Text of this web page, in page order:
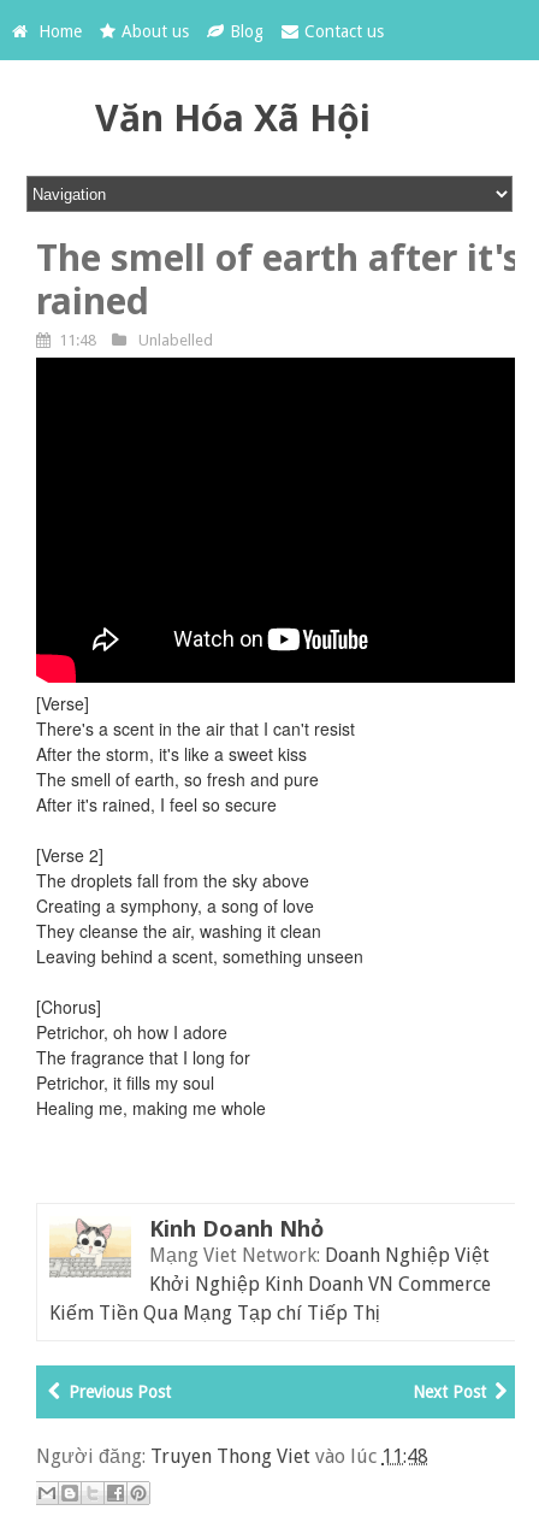
Home About us Blog Contact us
Văn Hóa Xã Hội
The smell of earth after it's
rained
11:48 Unlabelled
[Verse]
There's a scent in the air that I can't resist
After the storm, it's like a sweet kiss
The smell of earth, so fresh and pure
After it's rained, I feel so secure
[Verse 2]
The droplets fall from the sky above
Creating a symphony, a song of love
They cleanse the air, washing it clean
Leaving behind a scent, something unseen
[Chorus]
Petrichor, oh how I adore
The fragrance that I long for
Petrichor, it fills my soul
Healing me, making me whole
Kinh Doanh Nhỏ
Mạng Viet Network: Doanh Nghiệp Việt
Khởi Nghiệp Kinh Doanh VN Commerce
Kiếm Tiền Qua Mạng Tạp chí Tiếp Thị
Next Post
Previous Post
Người đăng: Truyen Thong Viet vào lúc 11:48